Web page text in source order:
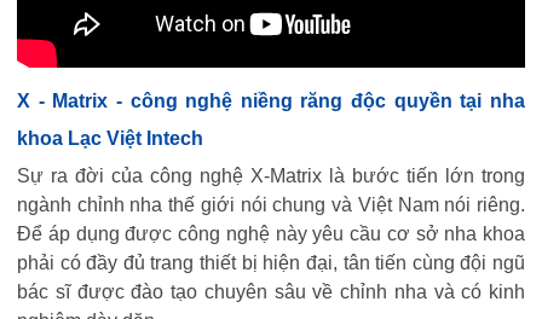
X - Matrix - công nghệ niềng răng độc quyền tại nha
khoa Lạc Việt Intech
Sự ra đời của công nghệ X-Matrix là bước tiến lớn trong
ngành chỉnh nha thế giới nói chung và Việt Nam nói riêng.
Để áp dụng được công nghệ này yêu cầu cơ sở nha khoa
phải có đầy đủ trang thiết bị hiện đại, tân tiến cùng đội ngũ
bác sĩ được đào tạo chuyên sâu về chỉnh nha và có kinh